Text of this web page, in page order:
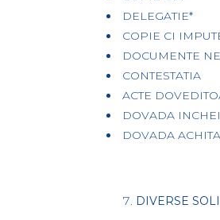
DELEGATIE*
COPIE CI
DOCUMENTE
CONTESTATIA
ACTE
DOVADA
DOVADA
DIVERSE